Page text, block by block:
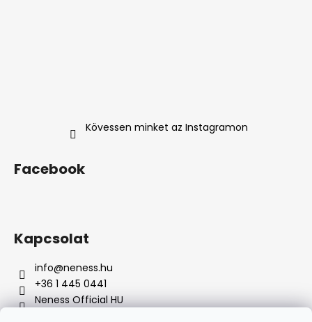
Kövessen minket az Instagramon
Facebook
Kapcsolat
info@neness.hu
+36 1 445 0441
Neness Official HU